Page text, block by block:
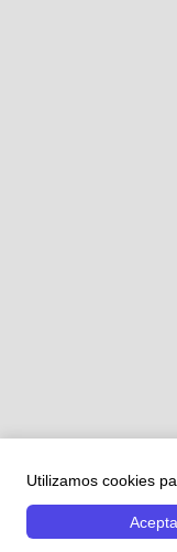
Utilizamos cookies